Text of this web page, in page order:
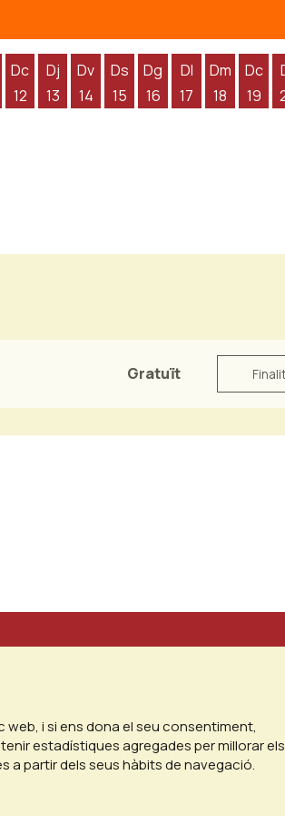
Dc
12
Dj
13
Dv
14
Ds
15
Dg
16
Dl
17
Dm
18
Dc
19
Gratuït
i si ens dona el seu consentiment,
estadístiques agregades per millorar els
a partir dels seus hàbits de navegació.